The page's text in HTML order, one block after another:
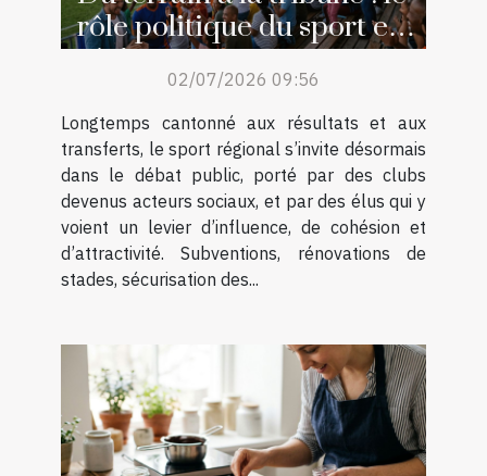
rôle politique du sport en
région
02/07/2026 09:56
Longtemps cantonné aux résultats et aux
transferts, le sport régional s’invite désormais
dans le débat public, porté par des clubs
devenus acteurs sociaux, et par des élus qui y
voient un levier d’influence, de cohésion et
d’attractivité. Subventions, rénovations de
stades, sécurisation des...